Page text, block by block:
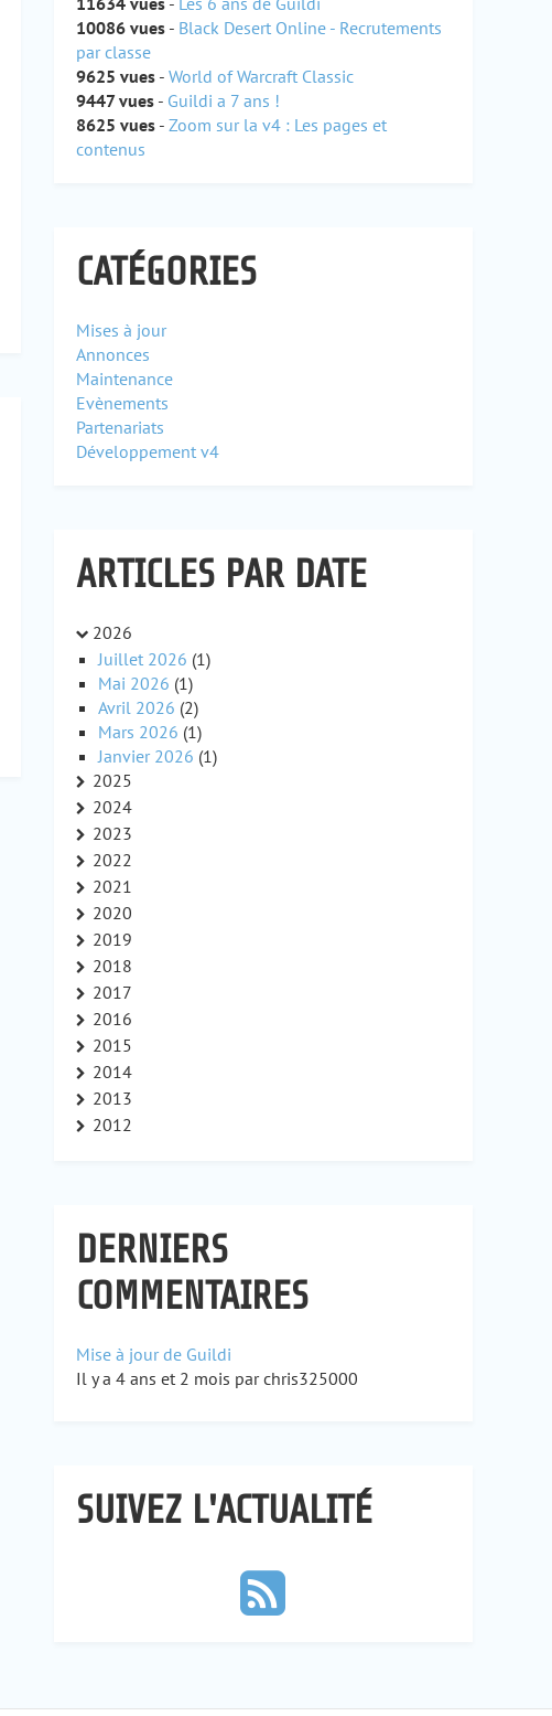
10086 vues - Black Desert Online - Recrutements
par classe
9625 vues - World of Warcraft Classic
9447 vues - Guildi a 7 ans !
8625 vues - Zoom sur la v4 : Les pages et
contenus
CATÉGORIES
Mises à jour
Annonces
Maintenance
Evènements
Partenariats
Développement v4
ARTICLES PAR DATE
2026
Juillet 2026 (1)
Mai 2026 (1)
Avril 2026 (2)
Mars 2026 (1)
Janvier 2026 (1)
2025
2024
2023
2022
2021
2020
2019
2018
2017
2016
2015
2014
2013
2012
DERNIERS
COMMENTAIRES
Mise à jour de Guildi
Il y a 4 ans et 2 mois par chris325000
SUIVEZ L'ACTUALITÉ